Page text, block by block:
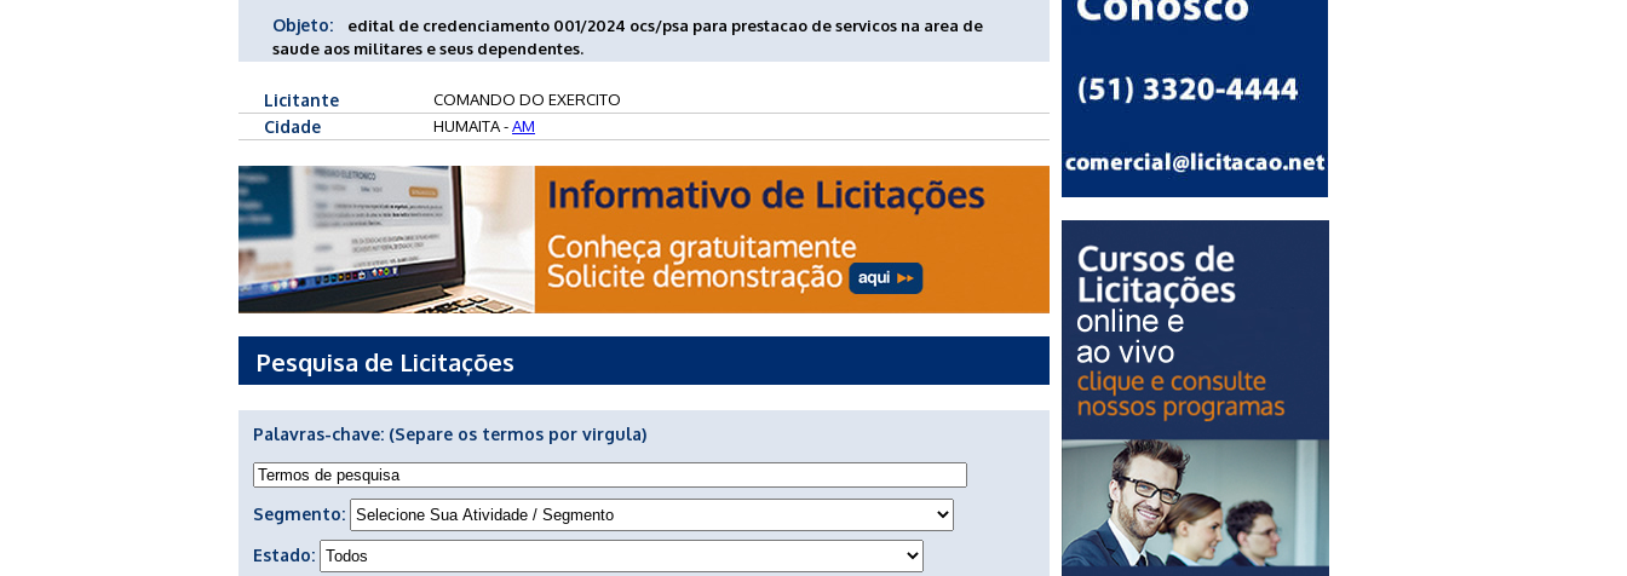
Objeto:
edital de credenciamento 001/2024 ocs/psa para prestacao de servicos na area de
saude aos militares e seus dependentes.
Licitante COMANDO DO EXERCITO
Cidade HUMAITA -AM
Pesquisa de Licitações
Palavras-chave: (Separe os termos por virgula)
Segmento:
Estado: